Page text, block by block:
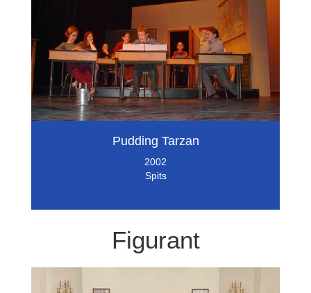
Pudding Tarzan
2002
Spits
Figurant